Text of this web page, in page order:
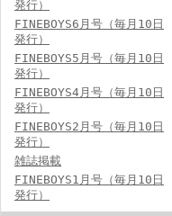
FINEBOYS2024年6月号
発行）
FINEBOYS6月号（毎月10日
発行）
FINEBOYS5月号（毎月10日
発行）
FINEBOYS4月号（毎月10日
発行）
FINEBOYS2月号（毎月10日
発行）
雑誌掲載
FINEBOYS1月号（毎月10日
発行）